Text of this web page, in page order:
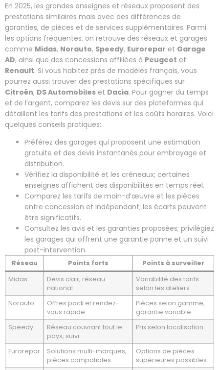
En 2025, les grandes enseignes et réseaux proposent des
prestations similaires mais avec des différences de
garanties, de pièces et de services supplémentaires. Parmi
les options fréquentes, on retrouve des réseaux et garages
comme Midas, Norauto, Speedy, Eurorepar et Garage
AD, ainsi que des concessions affiliées à Peugeot et
Renault. Si vous habitez près de modèles français, vous
pourrez aussi trouver des prestations spécifiques sur
Citroën, DS Automobiles et Dacia. Pour gagner du temps
et de l’argent, comparez les devis sur des plateformes qui
détaillent les tarifs des prestations et les coûts horaires. Voici
quelques conseils pratiques:
Préférez des garages qui proposent une estimation
gratuite et des devis instantanés pour embrayage et
distribution.
Vérifiez la disponibilité et les créneaux; certaines
enseignes affichent des disponibilités en temps réel.
Comparez les tarifs de main-d’œuvre et les pièces
entre concession et indépendant; les écarts peuvent
être significatifs.
Consultez les avis et les garanties proposées; privilégiez
les garages qui offrent une garantie panne et un suivi
post-intervention.
Réseau Points forts
Points à surveiller
Midas
Devis clair, réseau
national
Variabilité des tarifs
selon les ateliers
Norauto
Offres pack et rendez-
vous rapide
Pièces selon gamme,
garantie variable
Speedy
Réseau couvrant tout le
pays, suivi
Prix selon localisation
Eurorepar
Solutions multi-marques,
pièces compatibles
Options de pièces
supérieures possibles